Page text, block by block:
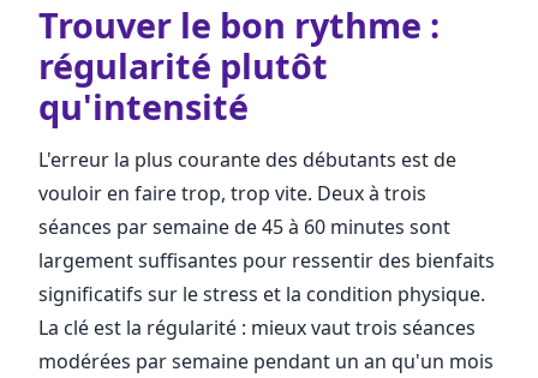
Trouver le bon rythme :
régularité plutôt
qu'intensité
L'erreur la plus courante des débutants est de
vouloir en faire trop, trop vite. Deux à trois
séances par semaine de 45 à 60 minutes sont
largement suffisantes pour ressentir des bienfaits
significatifs sur le stress et la condition physique.
La clé est la régularité : mieux vaut trois séances
modérées par semaine pendant un an qu'un mois